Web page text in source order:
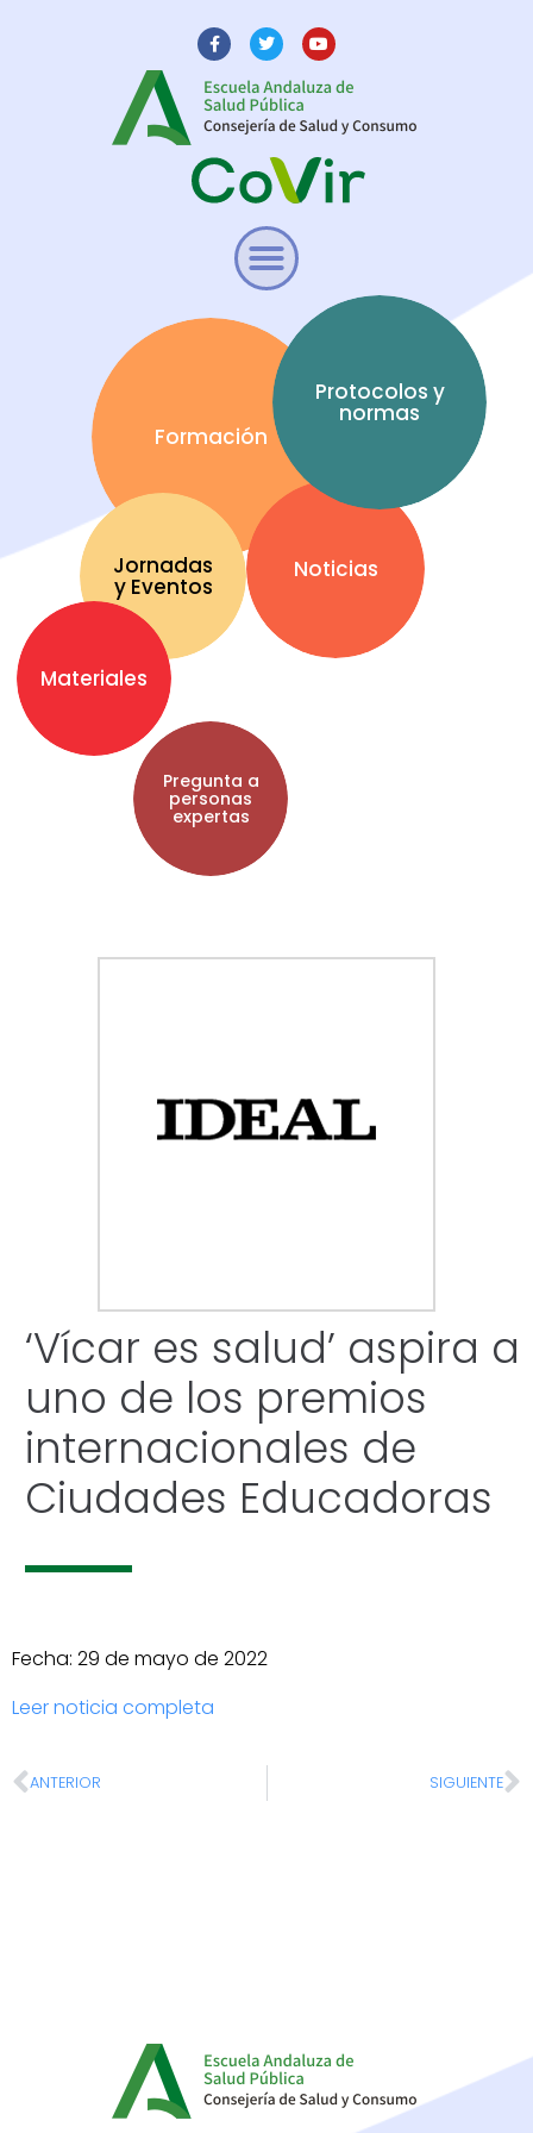
Formación
Protocolos y
normas
Materiales
Jornadas
y Eventos
Noticias
Pregunta a
personas
expertas
‘Vícar es salud’ aspira a
uno de los premios
internacionales de
Ciudades Educadoras
Fecha: 29 de mayo de 2022
Leer noticia completa
ANTERIOR SIGUIENTE